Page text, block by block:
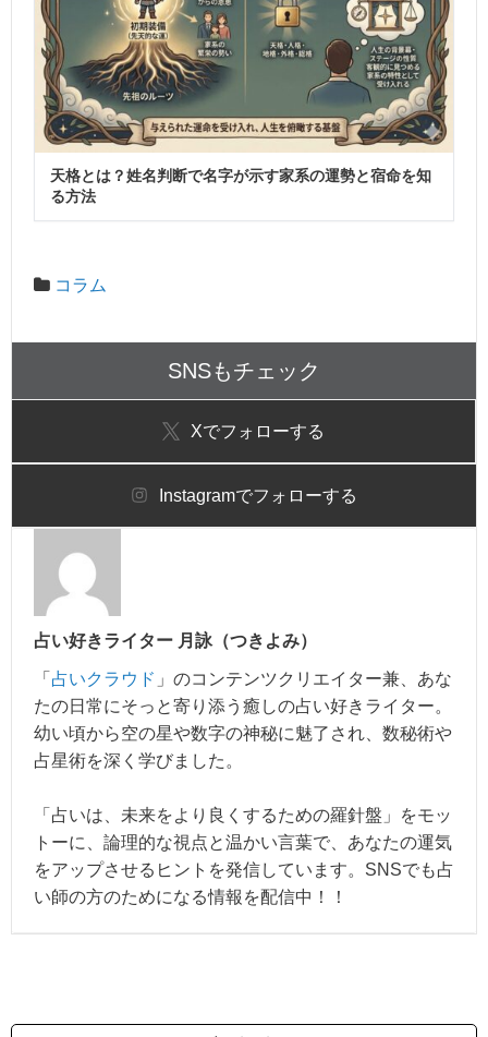
天格とは？姓名判断で名字が示す家系の運勢と宿命を知
る方法
コラム
SNSもチェック
Xでフォローする
Instagramでフォローする
占い好きライター 月詠（つきよみ）
「 占いクラウド 」のコンテンツクリエイター兼、あな
たの日常にそっと寄り添う癒しの占い好きライター。
幼い頃から空の星や数字の神秘に魅了され、数秘術や
占星術を深く学びました。
「占いは、未来をより良くするための羅針盤」をモッ
トーに、論理的な視点と温かい言葉で、あなたの運気
をアップさせるヒントを発信しています。SNSでも占
い師の方のためになる情報を配信中！！